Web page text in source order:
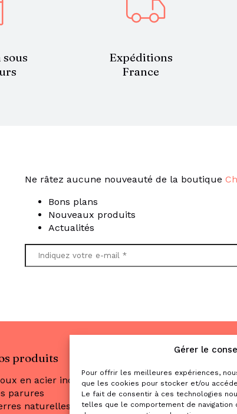
Gérer le
Pour offrir les meilleures expériences,
que les cookies pour stocker et/ou
Le fait de consentir à ces technologies
telles que le comportement de navigation
Expéditions
France
Ne râtez aucune nouveauté de la boutique
Bons plans
Nouveaux produits
Actualités
produits
en acier inoxydable
parures
naturelles
& nous
2 place de
31470 Saint-